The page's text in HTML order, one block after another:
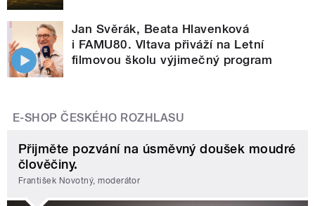
Jan Svěrák, Beata Hlavenková
i FAMU80. Vltava přiváží na Letní
filmovou školu výjimečný program
E-SHOP ČESKÉHO ROZHLASU
Přijměte pozvání na úsměvný doušek moudré
člověčiny.
František Novotný, moderátor